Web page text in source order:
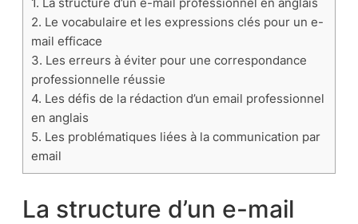
2. Le vocabulaire et les expressions clés pour un e-
mail efficace
3. Les erreurs à éviter pour une correspondance
professionnelle réussie
4. Les défis de la rédaction d’un email professionnel
en anglais
5. Les problématiques liées à la communication par
email
La structure d’un e-mail